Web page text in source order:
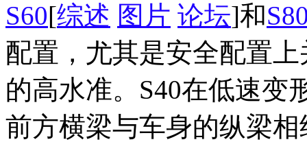
S60[综述 图片 论坛]和
配置，尤其是安全配置
的高水准。S40在低速变
前方横梁与车身的纵梁